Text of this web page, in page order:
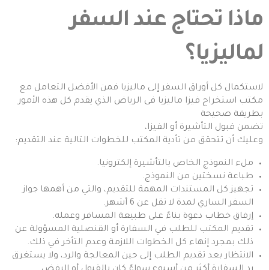
ماذا تحتاج عند السفر
لماليزيا؟
لاستكمال كل أوراق السفر إلى ماليزيا فمن الأفضل التعامل مع
مكتب استخراج فيزا ماليزيا فى الرياض الذي يقدم كل هذه الأمور
بطريقة صحيحة
تضمن قبول التأشيرة أو الفيزا،
وعليك أن تتحقق من تأدية المكتب للخطوات التالية عند التقديم:
ملء النموذج الخاص بالتأشيرة إلكترونيا.
طباعة نسختين من النموذج.
تجهيز كل المستندات المهمة للتقديم، والتي من أهمها جواز
السفر الساري لمدة لا تقل عن 6 أشهر.
إرفاق خطاب دعوة بناءً على طبيعة المسافر وعمله.
تقديم المكتب للطلب في السفارة أو القنصلية المسؤولة عن
ذلك بمجرد إنهاء كل الخطوات اللازمة وعدم التأخر في ذلك.
الانتظار بعد تقديم الطلب إلى حين المعالجة والرد، ولا يستغرق